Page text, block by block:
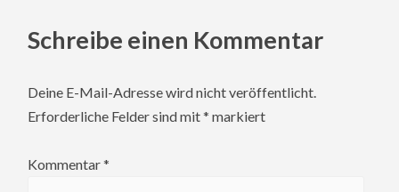
Schreibe einen Kommentar
Deine E-Mail-Adresse wird nicht veröffentlicht.
Erforderliche Felder sind mit* markiert
Kommentar*